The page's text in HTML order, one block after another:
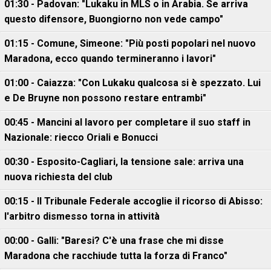
01:30 - Padovan: "Lukaku in MLS o in Arabia. Se arriva
questo difensore, Buongiorno non vede campo"
01:15 - Comune, Simeone: "Più posti popolari nel nuovo
Maradona, ecco quando termineranno i lavori"
01:00 - Caiazza: "Con Lukaku qualcosa si è spezzato. Lui
e De Bruyne non possono restare entrambi"
00:45 - Mancini al lavoro per completare il suo staff in
Nazionale: riecco Oriali e Bonucci
00:30 - Esposito-Cagliari, la tensione sale: arriva una
nuova richiesta del club
00:15 - Il Tribunale Federale accoglie il ricorso di Abisso:
l'arbitro dismesso torna in attività
00:00 - Galli: "Baresi? C'è una frase che mi disse
Maradona che racchiude tutta la forza di Franco"